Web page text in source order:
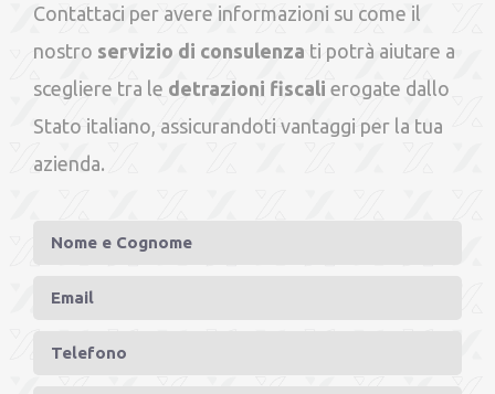
Contattaci per avere informazioni su come il
nostro servizio di consulenza ti potrà aiutare a
scegliere tra le detrazioni fiscali erogate dallo
Stato italiano, assicurandoti vantaggi per la tua
azienda.